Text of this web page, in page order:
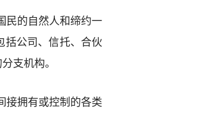
民的自然人和缔约一
括公司、信托、合伙
支机构。
接拥有或控制的各类